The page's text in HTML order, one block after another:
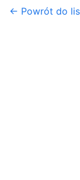
← Powrót do